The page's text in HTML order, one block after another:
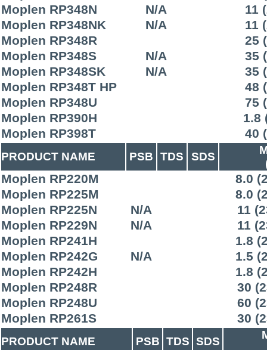
Moplen RP348N
N/A
11
Moplen RP348NK
N/A
11
Moplen RP348R
25
Moplen RP348S
N/A
35
Moplen RP348SK
N/A
35
Moplen RP348T HP
48
Moplen RP348U
75
Moplen RP390H
1.8
Moplen RP398T
40
PRODUCT NAME PSB TDS SDS
Moplen RP220M
8.0
Moplen RP225M
8.0
Moplen RP225N
N/A
11
Moplen RP229N
N/A
11
Moplen RP241H
1.8
Moplen RP242G
N/A
1.5
Moplen RP242H
1.8
Moplen RP248R
30
Moplen RP248U
60
Moplen RP261S
30
PRODUCT NAME PSB TDS SDS